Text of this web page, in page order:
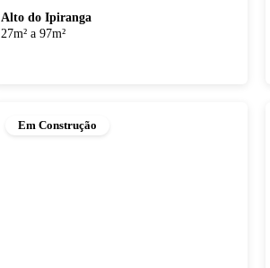
Alto do Ipiranga
27m² a 97m²
Em Construção